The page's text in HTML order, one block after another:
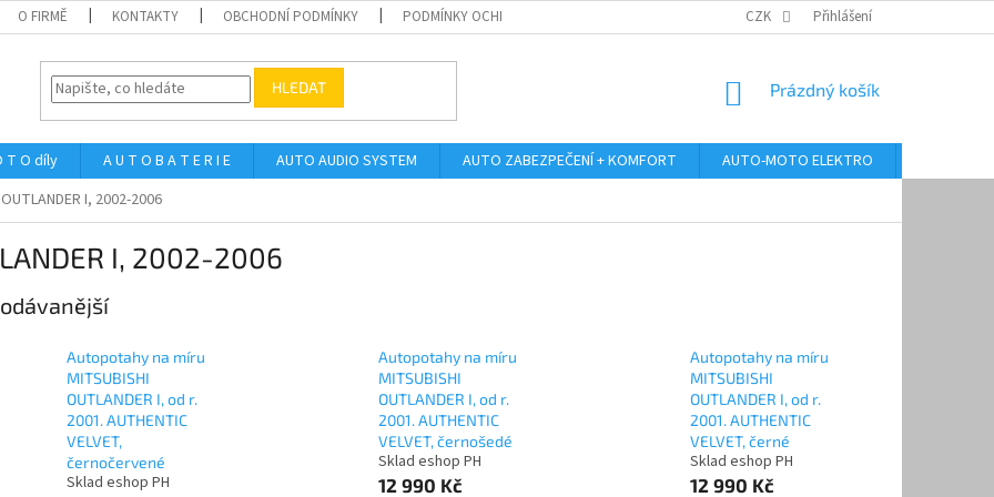
O FIRMĚ KONTAKTY OBCHODNÍ PODMÍNKY PODMÍNKY OCHRANY OSOBNÍCH ÚDAJŮ ODSTOUPENÍ OD KUPNÍ SMLOUVY
CZK Přihlášení
HLEDAT
NÁKUPNÍ
Prázdný košík
T O díly A U T O B A T E R I E AUTO AUDIO SYSTEM AUTO ZABEZPEČENÍ + KOMFORT AUTO-MOTO ELEKTRO
OUTLANDER I, 2002-2006
I, 2002-2006
Autopotahy na míru
MITSUBISHI
OUTLANDER I, od r.
2001. AUTHENTIC
VELVET,
černočervené
Sklad eshop PH
Autopotahy na míru
MITSUBISHI
OUTLANDER I, od r.
2001. AUTHENTIC
VELVET, černošedé
Sklad eshop PH
12 990 Kč
Autopotahy na míru
MITSUBISHI
OUTLANDER I, od r.
2001. AUTHENTIC
VELVET, černé
Sklad eshop PH
12 990 Kč